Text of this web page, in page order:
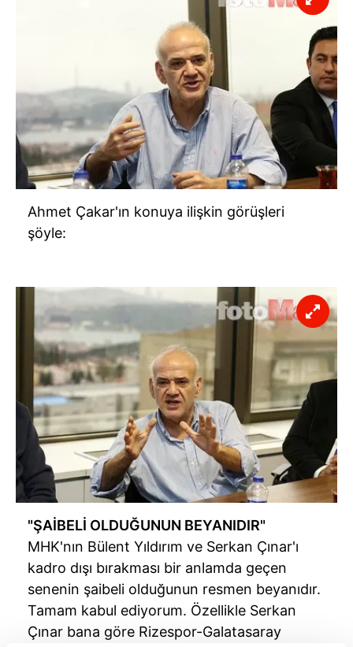
Ahmet Çakar'ın konuya ilişkin görüşleri
şöyle:
"ŞAİBELİ OLDUĞUNUN BEYANIDIR"
MHK'nın Bülent Yıldırım ve Serkan Çınar'ı
kadro dışı bırakması bir anlamda geçen
senenin şaibeli olduğunun resmen beyanıdır.
Tamam kabul ediyorum. Özellikle Serkan
Çınar bana göre Rizespor-Galatasaray